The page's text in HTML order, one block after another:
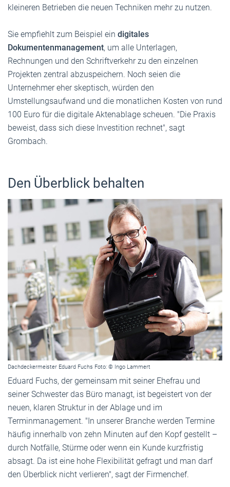
kleineren Betrieben die neuen Techniken mehr zu nutzen.
Sie empfiehlt zum Beispiel ein digitales
Dokumentenmanagement, um alle Unterlagen,
Rechnungen und den Schriftverkehr zu den einzelnen
Projekten zentral abzuspeichern. Noch seien die
Unternehmer eher skeptisch, würden den
Umstellungsaufwand und die monatlichen Kosten von rund
100 Euro für die digitale Aktenablage scheuen. "Die Praxis
beweist, dass sich diese Investition rechnet", sagt
Grombach.
Den Überblick behalten
Dachdeckermeister Eduard Fuchs Foto: © Ingo Lammert
Eduard Fuchs, der gemeinsam mit seiner Ehefrau und
seiner Schwester das Büro managt, ist begeistert von der
neuen, klaren Struktur in der Ablage und im
Terminmanagement. "In unserer Branche werden Termine
häufig innerhalb von zehn Minuten auf den Kopf gestellt –
durch Notfälle, Stürme oder wenn ein Kunde kurzfristig
absagt. Da ist eine hohe Flexibilität gefragt und man darf
den Überblick nicht verlieren", sagt der Firmenchef.